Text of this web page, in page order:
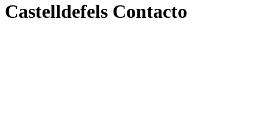
Castelldefels Contacto